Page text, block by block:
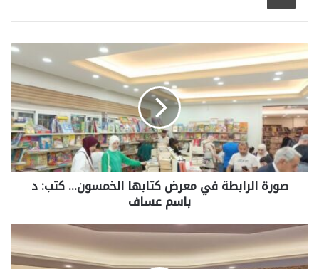
صورة الرابطة في معرض كتابها الخمسون… كتب: د
باسم عساف